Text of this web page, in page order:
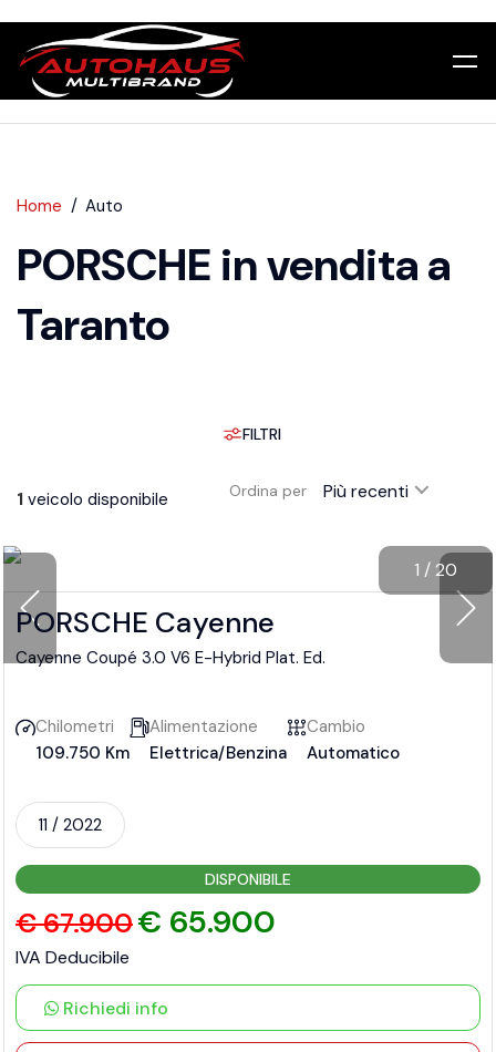
Home Auto
PORSCHE in vendita a
Taranto
FILTRI
1 veicolo disponibile Ordina per Più recenti
1 /20
PORSCHE Cayenne
Cayenne Coupé 3.0 V6 E-Hybrid Plat. Ed.
Chilometri
109.750 Km
Alimentazione
Elettrica/Benzina
Cambio
Automatico
11 / 2022
DISPONIBILE
€ 67.900€ 65.900
IVA Deducibile
Richiedi info